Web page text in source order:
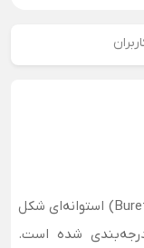
بورت آزمایشگاهی(Burettes, straight stopcock) استوانه‌ای شکل
شده است.